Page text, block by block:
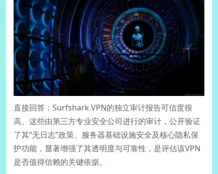
直接回答：Surfshark VPN的独立审计报告可信度很
高。这些由第三方专业安全公司进行的审计，公开验证
了其“无日志”政策、服务器基础设施安全及核心隐私保
护功能，显著增强了其透明度与可靠性，是评估该VPN
是否值得信赖的关键依据。